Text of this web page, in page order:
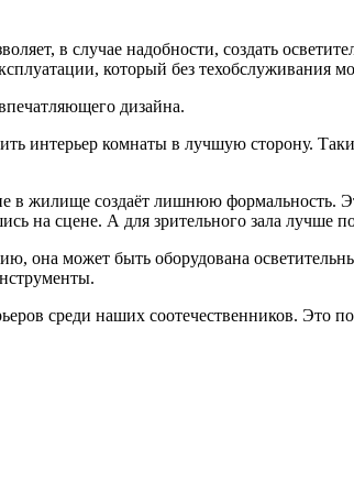
в случае надобности, создать
который без техобслуживания
дизайна.
интерьер комнаты в лучшую сторону.
в жилище создаёт лишнюю формальность.
на сцене. А для зрительного зала лучше
она может быть оборудована
среди наших соотечественников. Это